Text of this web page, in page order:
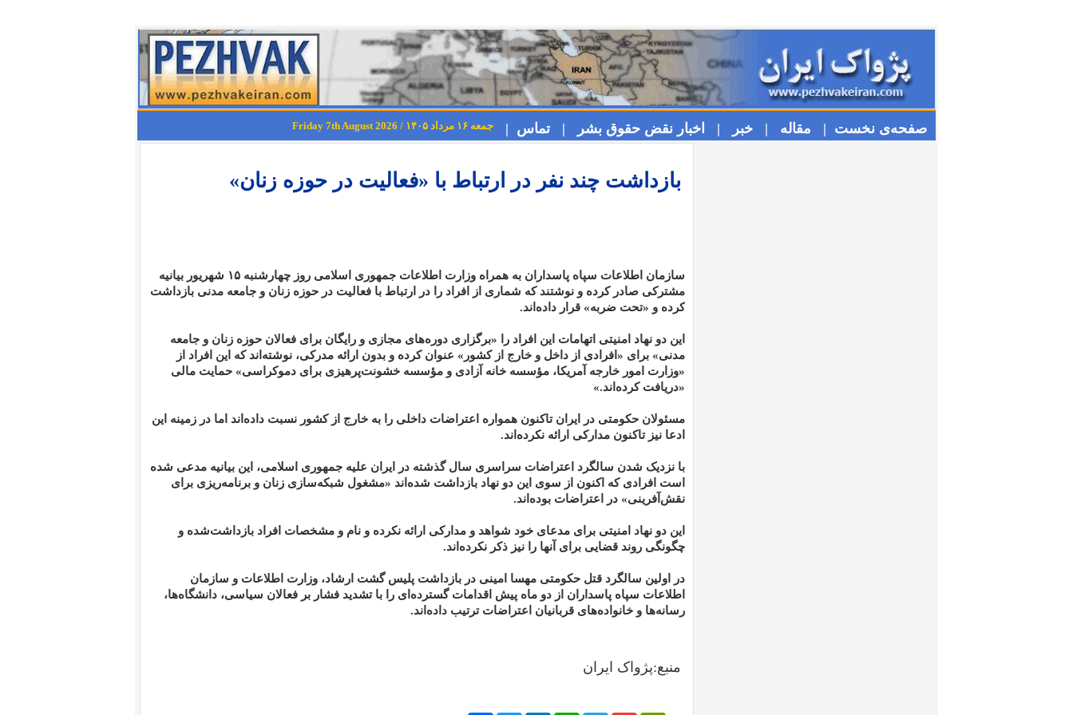
صفحه‌ی نخست | مقاله | خبر | اخبار نقض حقوق بشر | تماس | جمعه ۱۶ مرداد ۱۴۰۵ / Friday 7th August 2026
بازداشت چند نفر در ارتباط با «فعالیت در حوزه زنان»
سازمان اطلاعات سپاه پاسداران به همراه وزارت اطلاعات جمهوری اسلامی روز چهارشنبه ۱۵ شهریور بیانیه
مشترکی صادر کرده و نوشتند که شماری از افراد را در ارتباط با فعالیت در حوزه زنان و جامعه مدنی بازداشت
کرده و «تحت ضربه» قرار داده‌اند.
این دو نهاد امنیتی اتهامات این افراد را «برگزاری دوره‌های مجازی و رایگان برای فعالان حوزه زنان و جامعه
مدنی» برای «افرادی از داخل و خارج از کشور» عنوان کرده و بدون ارائه مدرکی، نوشته‌اند که این افراد از
«وزارت امور خارجه آمریکا، مؤسسه خانه آزادی و مؤسسه خشونت‌پرهیزی برای دموکراسی» حمایت مالی
«دریافت کرده‌اند.»
مسئولان حکومتی در ایران تاکنون همواره اعتراضات داخلی را به خارج از کشور نسبت داده‌اند اما در زمینه این
ادعا نیز تاکنون مدارکی ارائه نکرده‌اند.
با نزدیک شدن سالگرد اعتراضات سراسری سال گذشته در ایران علیه جمهوری اسلامی، این بیانیه مدعی شده
است افرادی که اکنون از سوی این دو نهاد بازداشت شده‌اند «مشغول شبکه‌سازی زنان و برنامه‌ریزی برای
نقش‌آفرینی» در اعتراضات بوده‌اند.
این دو نهاد امنیتی برای مدعای خود شواهد و مدارکی ارائه نکرده و نام و مشخصات افراد بازداشت‌شده و
چگونگی روند قضایی برای آنها را نیز ذکر نکرده‌اند.
در اولین سالگرد قتل حکومتی مهسا امینی در بازداشت پلیس گشت ارشاد، وزارت اطلاعات و سازمان
اطلاعات سپاه پاسداران از دو ماه پیش اقدامات گسترده‌ای را با تشدید فشار بر فعالان سیاسی، دانشگاه‌ها،
رسانه‌ها و خانواده‌های قربانیان اعتراضات ترتیب داده‌اند.
منبع:پژواک ایران